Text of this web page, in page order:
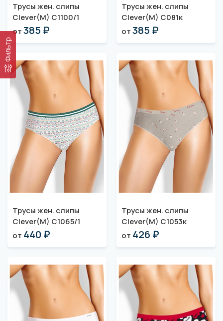
Фильтр
Трусы жен. слипы
Clever(M) C1100/1
от385 ₽
Трусы жен. слипы
Clever(M) C081к
от385 ₽
Трусы жен. слипы
Clever(M) C1065/1
от 440 ₽
Трусы жен. слипы
Clever(M) C1053к
от 426 ₽